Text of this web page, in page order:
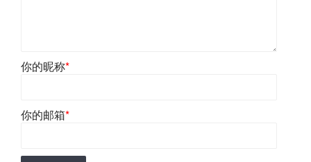
你的昵称*
你的邮箱*